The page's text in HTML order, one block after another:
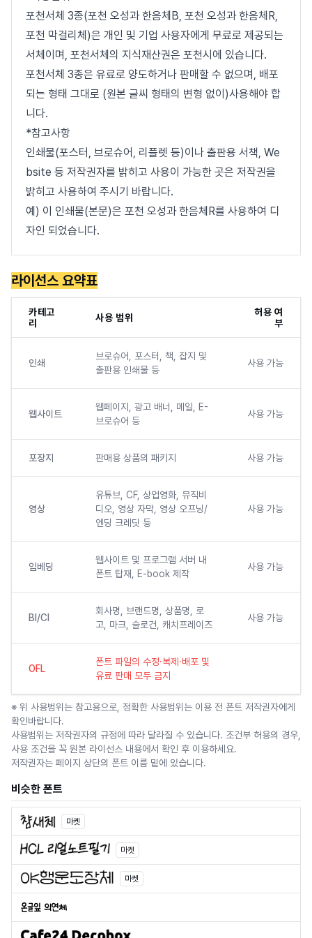
포천서체 3종(포천 오성과 한음체B, 포천 오성과 한음체R,
포천 막걸리체)은 개인 및 기업 사용자에게 무료로 제공되는
서체이며, 포천서체의 지식재산권은 포천시에 있습니다.
포천서체 3종은 유료로 양도하거나 판매할 수 없으며, 배포
되는 형태 그대로 (원본 글씨 형태의 변형 없이)사용해야 합
니다.
*참고사항
인쇄물(포스터, 브로슈어, 리플렛 등)이나 출판용 서책, We
bsite 등 저작권자를 밝히고 사용이 가능한 곳은 저작권을
밝히고 사용하여 주시기 바랍니다.
예) 이 인쇄물(본문)은 포천 오성과 한음체R를 사용하여 디
자인 되었습니다.
라이선스 요약표
카테고
리
사용 범위
허용 여
부
인쇄
브로슈어, 포스터, 책, 잡지 및
출판용 인쇄물 등
사용 가능
웹사이트
웹페이지, 광고 배너, 메일, E-
브로슈어 등
사용 가능
포장지 판매용 상품의 패키지 사용 가능
영상
유튜브, CF, 상업영화, 뮤직비
디오, 영상 자막, 영상 오프닝/
엔딩 크레딧 등
사용 가능
임베딩
웹사이트 및 프로그램 서버 내
폰트 탑재, E-book 제작
사용 가능
BI/CI
회사명, 브랜드명, 상품명, 로
고, 마크, 슬로건, 캐치프레이즈
사용 가능
OFL
폰트 파일의 수정·복제·배포 및
유료 판매 모두 금지
※ 위 사용범위는 참고용으로, 정확한 사용범위는 이용 전 폰트 저작권자에게
확인바랍니다.
사용범위는 저작권자의 규정에 따라 달라질 수 있습니다. 조건부 허용의 경우,
사용 조건을 꼭 원본 라이선스 내용에서 확인 후 이용하세요.
저작권자는 페이지 상단의 폰트 이름 밑에 있습니다.
비슷한 폰트
마켓
마켓
마켓